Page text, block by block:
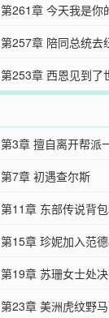
第261章 今天我是你
第257章 陪同总统去
大佬
第253章 西恩见到了
第3章 擅自离开帮派
第7章 初遇查尔斯
第11章 东部传说背
第15章 珍妮加入范
第19章 苏珊女士处
第23章 美洲虎纹野